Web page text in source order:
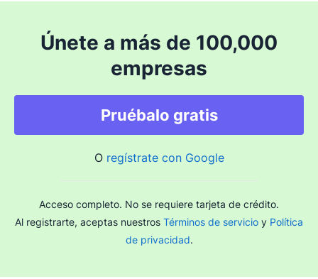
Únete a más de 100,000
empresas
Pruébalo gratis
O regístrate con Google
Acceso completo. No se requiere tarjeta de crédito.
Al registrarte, aceptas nuestros Términos de servicio y Política
de privacidad.